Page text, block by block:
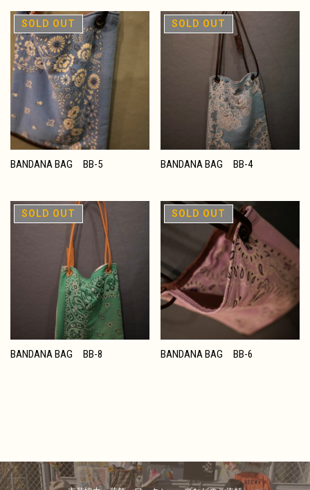
在庫切れ
BANDANA BAG BB-5
在庫切れ
BANDANA BAG BB-4
在庫切れ
BANDANA BAG BB-8
在庫切れ
BANDANA BAG BB-6